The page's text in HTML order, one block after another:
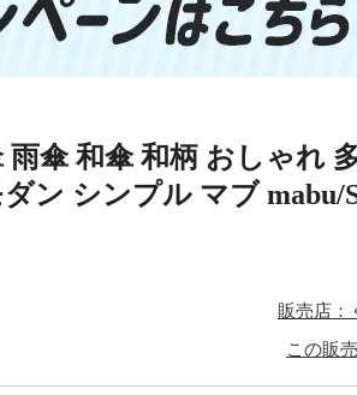
雨傘 和傘 和柄 おしゃれ
ン シンプル マブ mabu/
販売店：
この販